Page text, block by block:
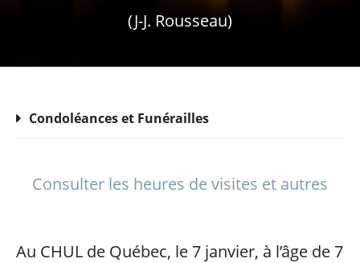
(J-J. Rousseau)
Condoléances et Funérailles
Consulter les heures de visites et autres
Au CHUL de Québec, le 7 janvier, à l’âge de 7